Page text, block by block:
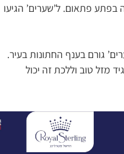
בפתע פתאום. ל’שערים’ הגיעו
גורם בענף החתונות בעיר.
מזל טוב וללכת זה יכול